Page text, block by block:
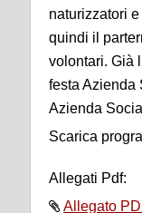
naturizzatori
quindi il
volontari. Già
festa Azienda
Azienda
Scarica
Allegati Pdf:
Allegato